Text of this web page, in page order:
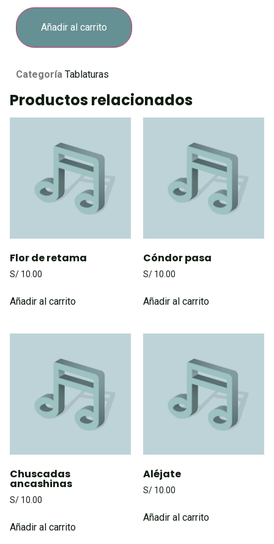
Añadir al carrito
Categoría Tablaturas
Productos relacionados
Flor de retama
S/ 10.00
Añadir al carrito
Cóndor pasa
S/ 10.00
Añadir al carrito
Chuscadas
ancashinas
S/ 10.00
Añadir al carrito
Aléjate
S/ 10.00
Añadir al carrito